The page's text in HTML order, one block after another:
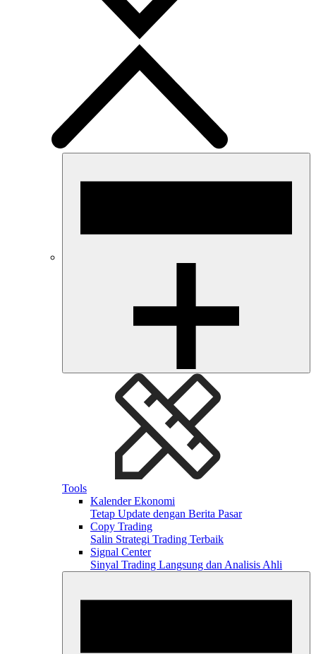
Tools
Kalender Ekonomi
Tetap Update dengan Berita Pasar
Copy Trading
Salin Strategi Trading Terbaik
Signal Center
Sinyal Trading Langsung dan Analisis Ahli